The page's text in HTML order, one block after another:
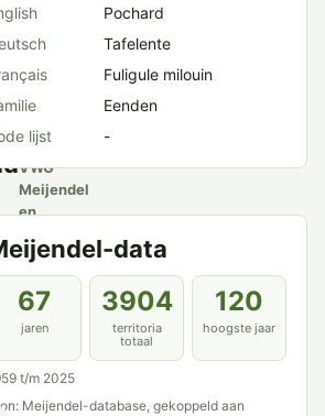
VWG
Meijendel
en
bronnen
Pochard
Tafelente
Fuligule milouin
Eenden
lijst
-
data
67
jaren
3904
territoria
totaal
120
hoogste jaar
t/m 2025
Meijendel-database, gekoppeld aan